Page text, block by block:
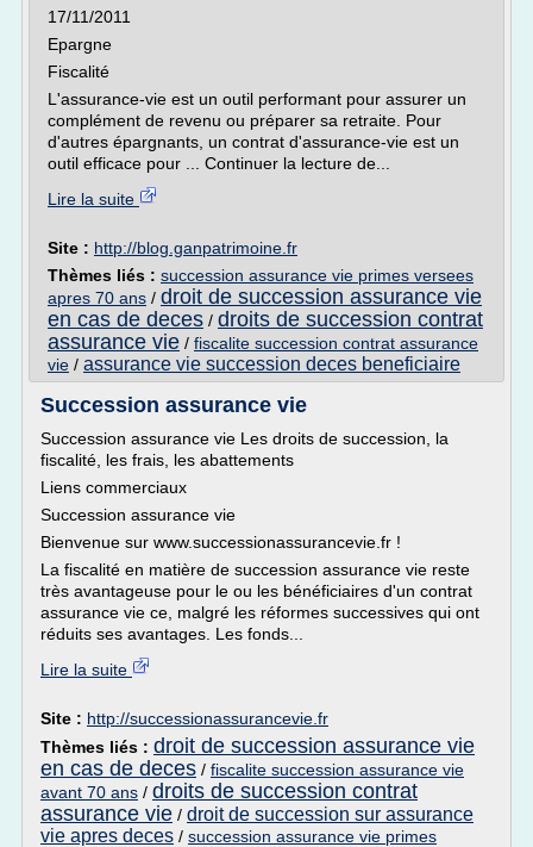
17/11/2011
Epargne
Fiscalité
L'assurance-vie est un outil performant pour assurer un
complément de revenu ou préparer sa retraite. Pour
d'autres épargnants, un contrat d'assurance-vie est un
outil efficace pour ... Continuer la lecture de...
Lire la suite
Site : http://blog.ganpatrimoine.fr
Thèmes liés : succession assurance vie primes versees
apres 70 ans / droit de succession assurance vie
en cas de deces / droits de succession contrat
assurance vie / fiscalite succession contrat assurance
vie / assurance vie succession deces beneficiaire
Succession assurance vie
Succession assurance vie Les droits de succession, la
fiscalité, les frais, les abattements
Liens commerciaux
Succession assurance vie
Bienvenue sur www.successionassurancevie.fr !
La fiscalité en matière de succession assurance vie reste
très avantageuse pour le ou les bénéficiaires d'un contrat
assurance vie ce, malgré les réformes successives qui ont
réduits ses avantages. Les fonds...
Lire la suite
Site : http://successionassurancevie.fr
Thèmes liés : droit de succession assurance vie
en cas de deces / fiscalite succession assurance vie
avant 70 ans / droits de succession contrat
assurance vie / droit de succession sur assurance
vie apres deces / succession assurance vie primes